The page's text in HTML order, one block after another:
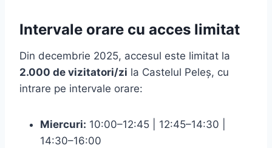
Intervale orare cu acces limitat
Din decembrie 2025, accesul este limitat la
2.000 de vizitatori/zi la Castelul Peleș, cu
intrare pe intervale orare:
Miercuri: 10:00–12:45 | 12:45–14:30 |
14:30–16:00